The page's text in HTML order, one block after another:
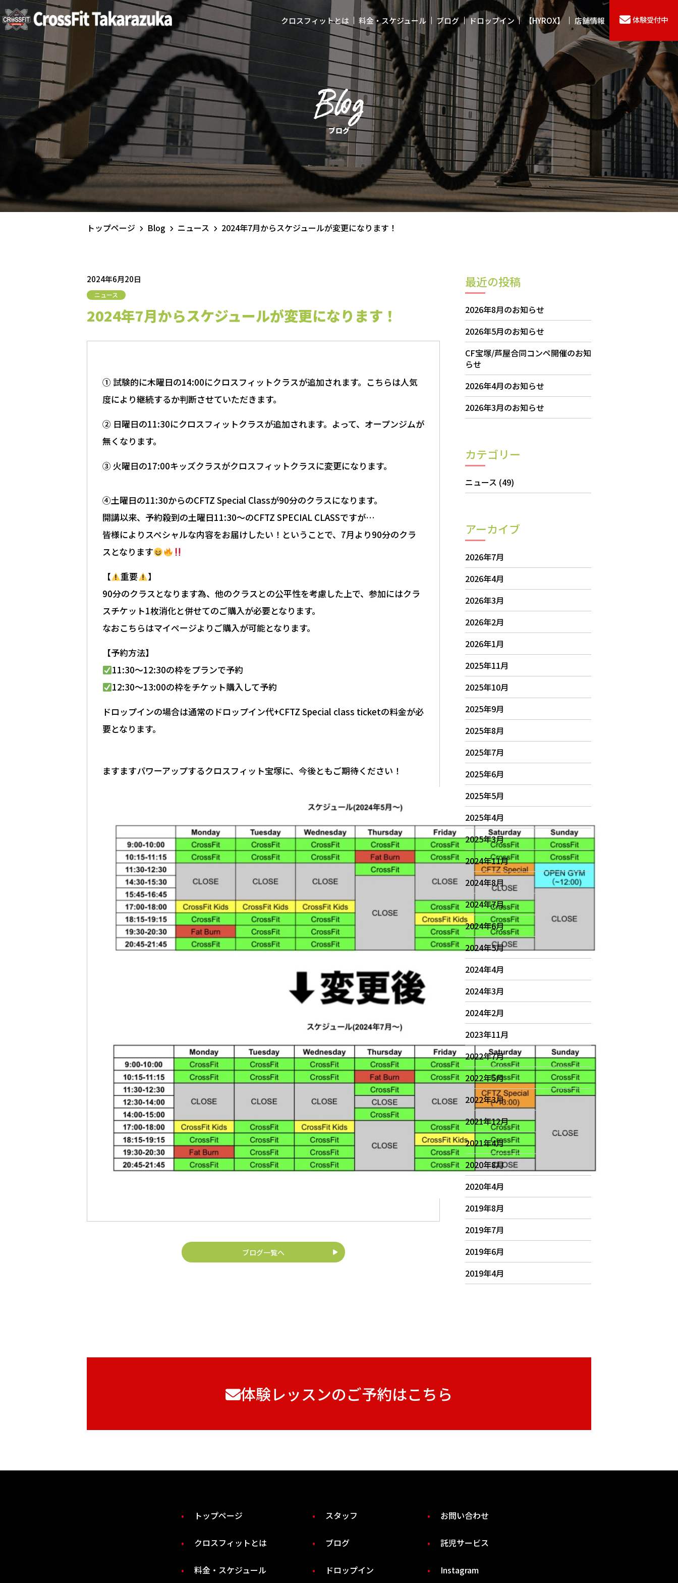
クロスフィットとは 料金・スケジュール ブログ ドロップイン 【HYROX】 店舗情報 体験受付中
Blog
ブログ
トップページ Blog ニュース 2024年7月からスケジュールが変更になります！
2024年6月20日
ニュース
2024年7月からスケジュールが変更になります！
① 試験的に木曜日の14:00にクロスフィットクラスが追加されます。こちらは人気
度により継続するか判断させていただきます。
② 日曜日の11:30にクロスフィットクラスが追加されます。よって、オープンジムが
無くなります。
③ 火曜日の17:00キッズクラスがクロスフィットクラスに変更になります。
④土曜日の11:30からのCFTZ Special Classが90分のクラスになります。
開講以来、予約殺到の土曜日11:30〜のCFTZ SPECIAL CLASSですが…
皆様によりスペシャルな内容をお届けしたい！ということで、7月より90分のクラ
スとなります
【
重要
】
90分のクラスとなります為、他のクラスとの公平性を考慮した上で、参加にはクラ
スチケット1枚消化と併せてのご購入が必要となります。
なおこちらはマイページよりご購入が可能となります。
【予約方法】
11:30〜12:30の枠をプランで予約
12:30〜13:00の枠をチケット購入して予約
ドロップインの場合は通常のドロップイン代+CFTZ Special class ticketの料金が必
要となります。
ますますパワーアップするクロスフィット宝塚に、今後ともご期待ください！
ブログ一覧へ
最近の投稿
2026年8月のお知らせ
2026年5月のお知らせ
CF宝塚/芦屋合同コンペ開催のお知
らせ
2026年4月のお知らせ
2026年3月のお知らせ
カテゴリー
ニュース (49)
アーカイブ
2026年7月
2026年4月
2026年3月
2026年2月
2026年1月
2025年11月
2025年10月
2025年9月
2025年8月
2025年7月
2025年6月
2025年5月
2025年4月
2025年3月
2024年11月
2024年8月
2024年7月
2024年6月
2024年5月
2024年4月
2024年3月
2024年2月
2023年11月
2022年7月
2022年5月
2022年3月
2021年12月
2021年4月
2020年8月
2020年4月
2019年8月
2019年7月
2019年6月
2019年4月
体験レッスンのご予約はこちら
トップページ
クロスフィットとは
料金・スケジュール
スタッフ
ブログ
ドロップイン
お問い合わせ
託児サービス
Instagram